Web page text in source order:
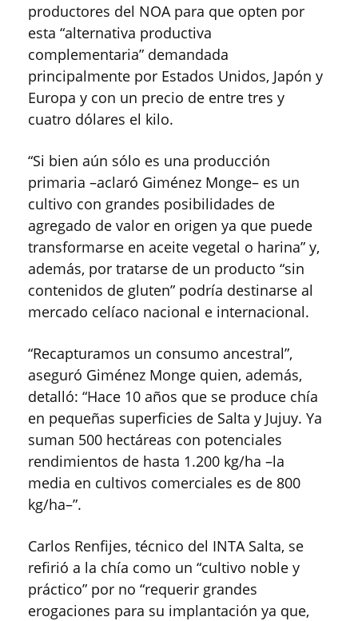
productores del NOA para que opten por
esta “alternativa productiva
complementaria” demandada
principalmente por Estados Unidos, Japón y
Europa y con un precio de entre tres y
cuatro dólares el kilo.
“Si bien aún sólo es una producción
primaria –aclaró Giménez Monge– es un
cultivo con grandes posibilidades de
agregado de valor en origen ya que puede
transformarse en aceite vegetal o harina” y,
además, por tratarse de un producto “sin
contenidos de gluten” podría destinarse al
mercado celíaco nacional e internacional.
“Recapturamos un consumo ancestral”,
aseguró Giménez Monge quien, además,
detalló: “Hace 10 años que se produce chía
en pequeñas superficies de Salta y Jujuy. Ya
suman 500 hectáreas con potenciales
rendimientos de hasta 1.200 kg/ha –la
media en cultivos comerciales es de 800
kg/ha–”.
Carlos Renfijes, técnico del INTA Salta, se
refirió a la chía como un “cultivo noble y
práctico” por no “requerir grandes
erogaciones para su implantación ya que,